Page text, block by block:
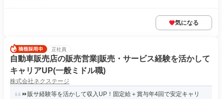
気になる
正社員
自動車販売店の販売営業|販売・サービス経験を活かして
キャリアUP(一般ミドル職)
株式会社ネクステージ
⏩️販サ経験等を活かして収入UP！固定給＋賞与年4回で安定キャリ